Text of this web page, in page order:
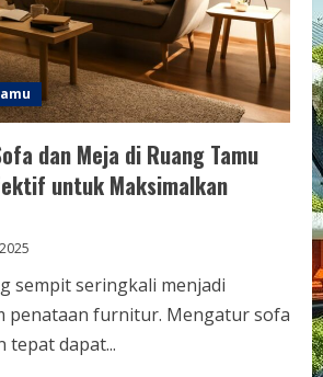
dan Meja di Ruang Tamu
untuk Maksimalkan
sempit seringkali menjadi
penataan furnitur. Mengatur sofa
tepat dapat...